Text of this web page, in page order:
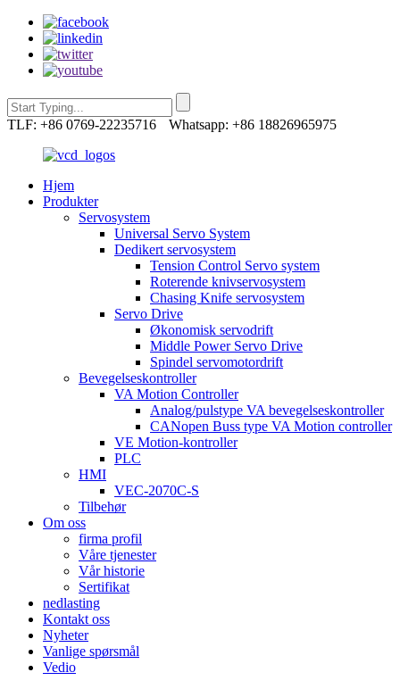
TLF: +86 0769-22235716 Whatsapp: +86 18826965975
Hjem
Produkter
Servosystem
Universal Servo System
Dedikert servosystem
Tension Control Servo system
Roterende knivservosystem
Chasing Knife servosystem
Servo Drive
Økonomisk servodrift
Middle Power Servo Drive
Spindel servomotordrift
Bevegelseskontroller
VA Motion Controller
Analog/pulstype VA bevegelseskontroller
CANopen Buss type VA Motion controller
VE Motion-kontroller
PLC
HMI
VEC-2070C-S
Tilbehør
Om oss
firma profil
Våre tjenester
Vår historie
Sertifikat
nedlasting
Kontakt oss
Nyheter
Vanlige spørsmål
Vedio